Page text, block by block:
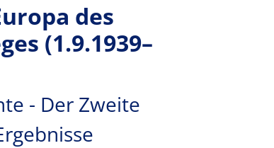
des
(1.9.1939–
- Der Zweite